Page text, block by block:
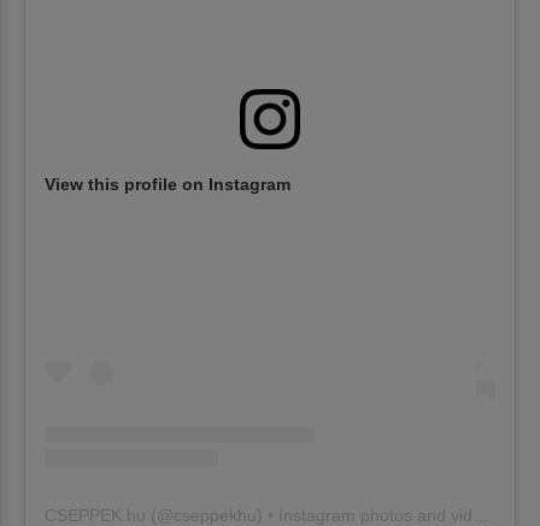
View this profile on Instagram
CSEPPEK.hu (@cseppekhu ) • Instagram photos and videos